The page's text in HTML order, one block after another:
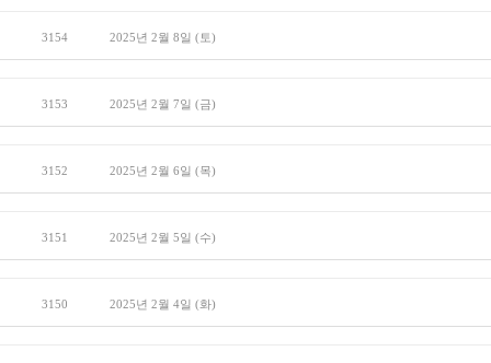
3154 2025년 2월 8일 (토)
3153 2025년 2월 7일 (금)
3152 2025년 2월 6일 (목)
3151 2025년 2월 5일 (수)
3150 2025년 2월 4일 (화)